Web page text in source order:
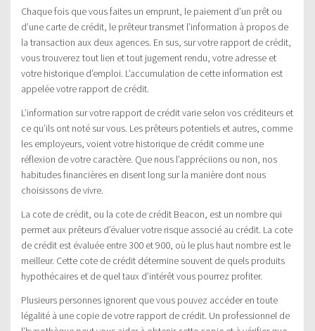
Chaque fois que vous faites un emprunt, le paiement d’un prêt ou
d’une carte de crédit, le prêteur transmet l’information à propos de
la transaction aux deux agences. En sus, sur votre rapport de crédit,
vous trouverez tout lien et tout jugement rendu, votre adresse et
votre historique d’emploi. L’accumulation de cette information est
appelée votre rapport de crédit.
L’information sur votre rapport de crédit varie selon vos créditeurs et
ce qu’ils ont noté sur vous. Les prêteurs potentiels et autres, comme
les employeurs, voient votre historique de crédit comme une
réflexion de votre caractère. Que nous l’appréciions ou non, nos
habitudes financières en disent long sur la manière dont nous
choisissons de vivre.
La cote de crédit, ou la cote de crédit Beacon, est un nombre qui
permet aux prêteurs d’évaluer votre risque associé au crédit. La cote
de crédit est évaluée entre 300 et 900, où le plus haut nombre est le
meilleur. Cette cote de crédit détermine souvent de quels produits
hypothécaires et de quel taux d’intérêt vous pourrez profiter.
Plusieurs personnes ignorent que vous pouvez accéder en toute
légalité à une copie de votre rapport de crédit. Un professionnel de